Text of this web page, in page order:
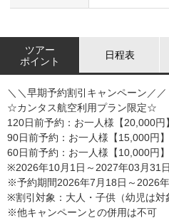
ツアー
ポイント
日程表
＼＼早期予約割引キャンペーン／／
☆カンタス航空利用プラン限定☆
120日前予約：お一人様【20,000円
90日前予約：お一人様【15,000円
60日前予約：お一人様【10,000円
※2026年10月1日～2027年03月31
※予約期間2026年7月18日～2026
※割引対象：大人・子供（幼児は対
※他キャンペーンとの併用は不可